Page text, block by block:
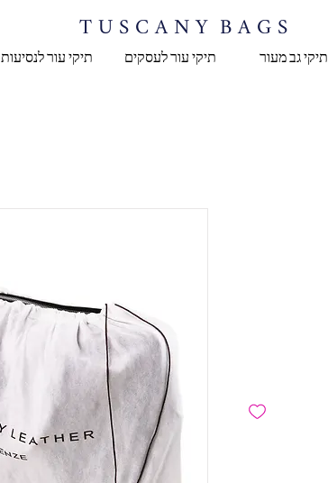
T U S C A N Y B A G S
תיקי גב מעור תיקי עור לעסקים תיקי עור לנסיעות